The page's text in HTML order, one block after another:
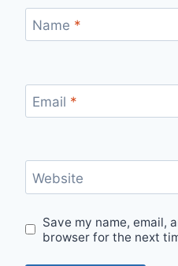
Name *
Email *
Website
Save my name, email,
browser for the next